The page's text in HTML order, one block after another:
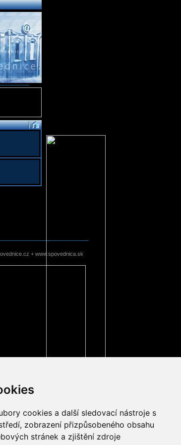
cookies a další sledovací nástroje s
zobrazení přizpůsobeného obsahu
stránek a zjištění zdroje
+ www.spovednica.sk